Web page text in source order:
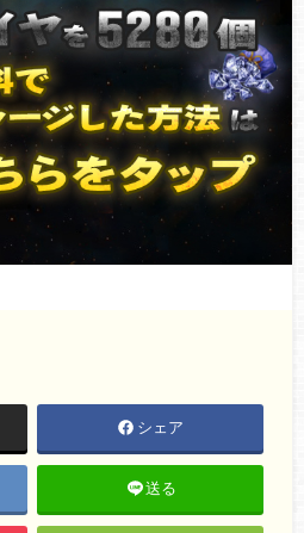
シェア
送る